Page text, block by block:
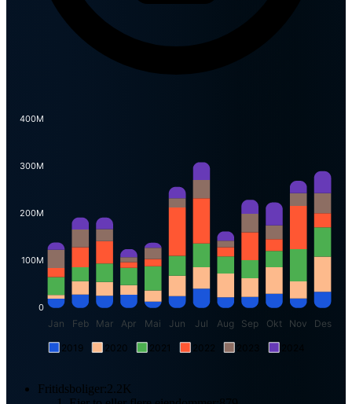
2019 2020 2021 2022
400M
300M
200M
100M
0
Jan Feb Mar Apr Mai Jun Jul Aug Sep Okt Nov Des
Fritidsboliger:2.2K